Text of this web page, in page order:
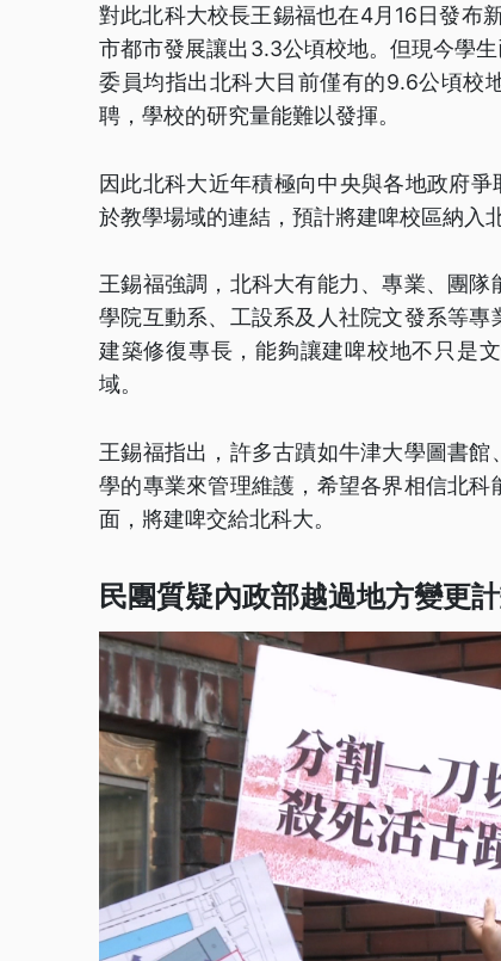
對此北科大校長王錫福也在4月16日發布
市都市發展讓出3.3公頃校地。但現今學
委員均指出北科大目前僅有的9.6公頃校
聘，學校的研究量能難以發揮。
因此北科大近年積極向中央與各地政府
於教學場域的連結，預計將建啤校區納入
王錫福強調，北科大有能力、專業、團
學院互動系、工設系及人社院文發系等
建築修復專長，能夠讓建啤校地不只是
域。
王錫福指出，許多古蹟如牛津大學圖書
學的專業來管理維護，希望各界相信北
面，將建啤交給北科大。
民團質疑內政部越過地方變更